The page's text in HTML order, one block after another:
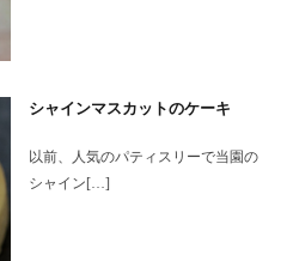
シャインマスカットのケーキ
以前、人気のパティスリーで当園の
シャイン[…]